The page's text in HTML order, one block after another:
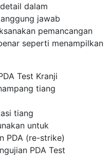
dalam
jawab
pemancangan
seperti menampilkan
Test Kranji
tiang
tiang
untuk
PDA (re-strike)
PDA Test